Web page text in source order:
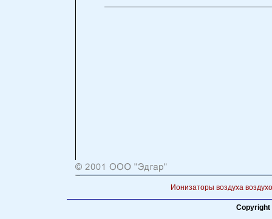
Ионизаторы воздуха
Copyright